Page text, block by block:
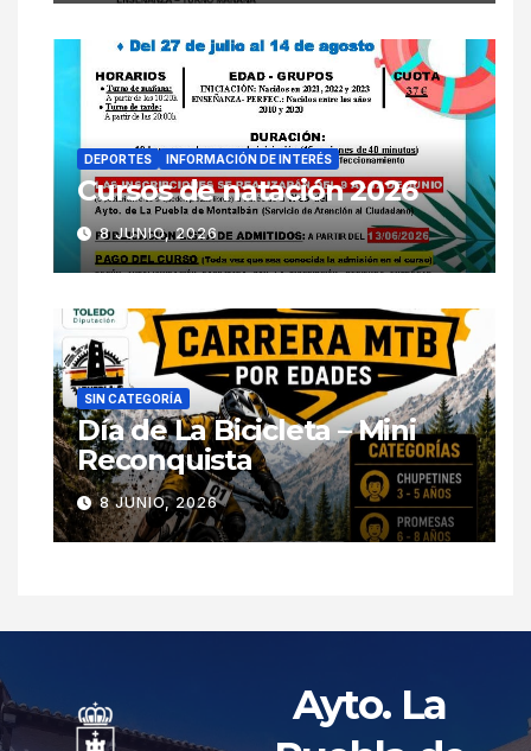
DEPORTES INFORMACIÓN DE INTERÉS
Cursos de natación 2026
8 JUNIO, 2026
SIN CATEGORÍA
Día de La Bicicleta – Mini
Reconquista
8 JUNIO, 2026
Ayto. La